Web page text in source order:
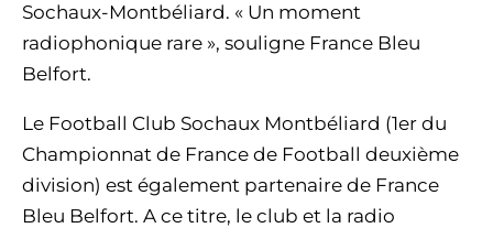
Sochaux-Montbéliard. « Un moment
radiophonique rare », souligne France Bleu
Belfort.
Le Football Club Sochaux Montbéliard (1er du
Championnat de France de Football deuxième
division) est également partenaire de France
Bleu Belfort. A ce titre, le club et la radio